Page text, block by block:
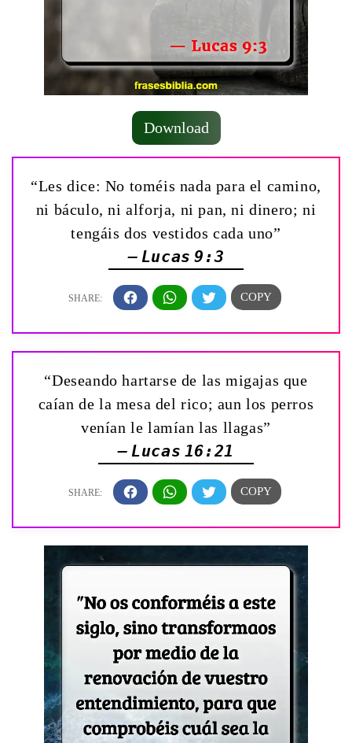
Download
“Les dice: No toméis nada para el camino,
ni báculo, ni alforja, ni pan, ni dinero; ni
tengáis dos vestidos cada uno”
— Lucas 9:3
“Deseando hartarse de las migajas que
caían de la mesa del rico; aun los perros
venían le lamían las llagas”
— Lucas 16:21